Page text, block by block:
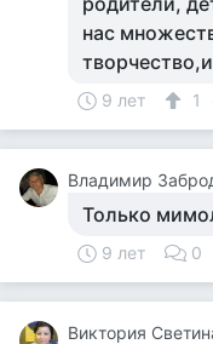
нас
9 лет 1
Владимир
Только
9 лет 0
Виктория